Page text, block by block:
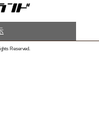
Reserved.